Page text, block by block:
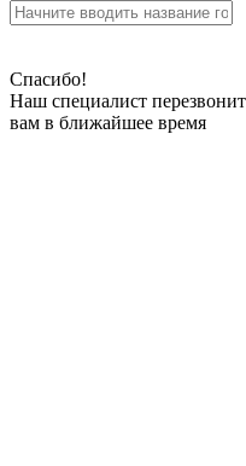
Спасибо!
Наш специалист перезвонит
вам в ближайшее время